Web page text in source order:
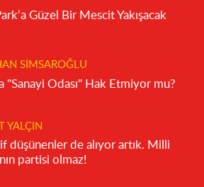
Güzel Bir Mescit Yakışacak
SIMSAROĞLU
"Sanayi Odası" Hak Etmiyor mu?
YALÇIN
düşünenler de alıyor artık. Milli
partisi olmaz!